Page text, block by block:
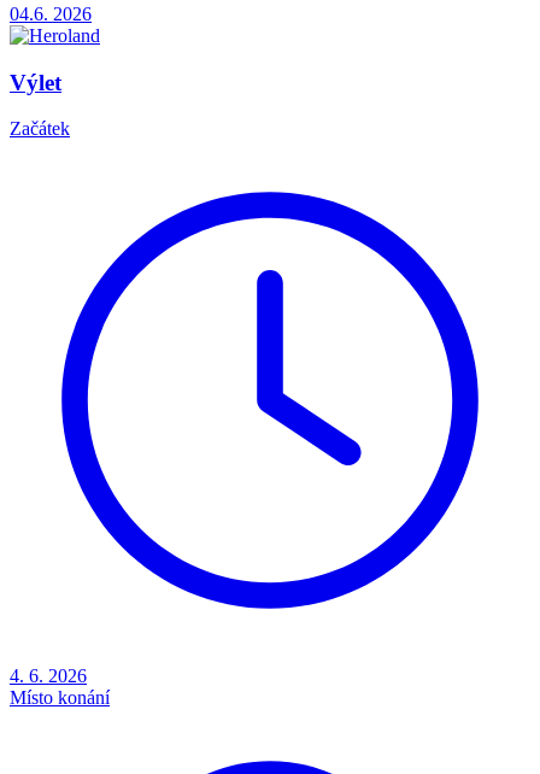
04.6. 2026
Výlet
Začátek
4. 6. 2026
Místo konání